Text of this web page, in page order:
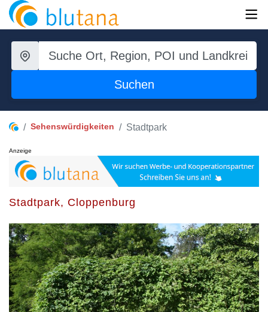
Suchen
Sehenswürdigkeiten Stadtpark
Anzeige
Stadtpark, Cloppenburg